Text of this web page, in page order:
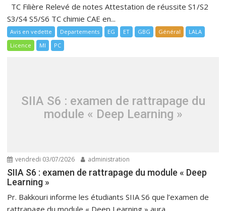
TC Filière Relevé de notes Attestation de réussite S1/S2
S3/S4 S5/S6 TC chimie CAE en...
Avis en vedette Departements EG ET GBG Général
LALA
Licence
MI PC
SIIA S6 : examen de rattrapage du
module « Deep Learning »
vendredi 03/07/2026 administration
SIIA S6 : examen de rattrapage du module « Deep
Learning »
Pr. Bakkouri informe les étudiants SIIA S6 que l’examen de